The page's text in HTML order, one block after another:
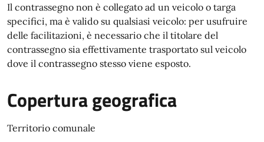
Il contrassegno non è collegato ad un veicolo o targa
specifici, ma è valido su qualsiasi veicolo: per usufruire
delle facilitazioni, è necessario che il titolare del
contrassegno sia effettivamente trasportato sul veicolo
dove il contrassegno stesso viene esposto.
Copertura geografica
Territorio comunale